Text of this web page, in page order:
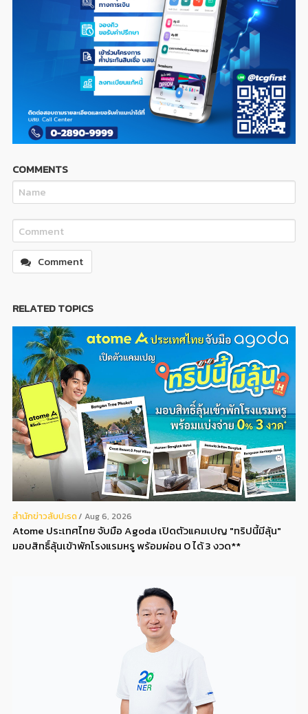
COMMENTS
Comment
RELATED TOPICS
สํานักข่าวสับปะรด Aug 6, 2026
Atome ประเทศไทย จับมือ Agoda เปิดตัวแคมเปญ "ทริปนี้มีลุ้น"
มอบสิทธิ์ลุ้นเข้าพักโรงแรมหรู พร้อมผ่อน 0 ได้ 3 งวด**